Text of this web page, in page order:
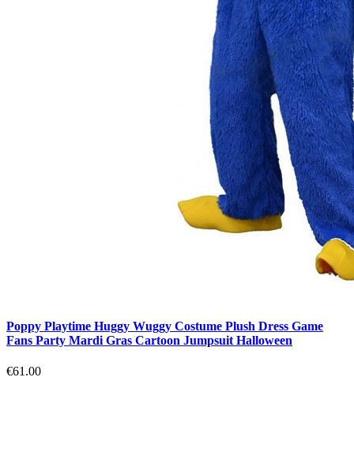
Poppy Playtime Huggy Wuggy Costume Plush Dress Game
Fans Party Mardi Gras Cartoon Jumpsuit Halloween
€61.00